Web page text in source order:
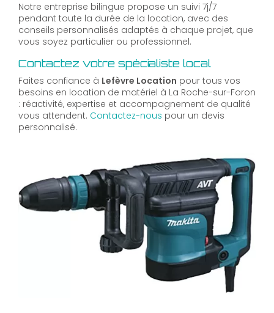
Notre entreprise bilingue propose un suivi 7j/7
pendant toute la durée de la location, avec des
conseils personnalisés adaptés à chaque projet, que
vous soyez particulier ou professionnel.
Contactez votre spécialiste local
Faites confiance à Lefèvre Location pour tous vos
besoins en location de matériel à La Roche-sur-Foron
: réactivité, expertise et accompagnement de qualité
vous attendent. Contactez-nous pour un devis
personnalisé.